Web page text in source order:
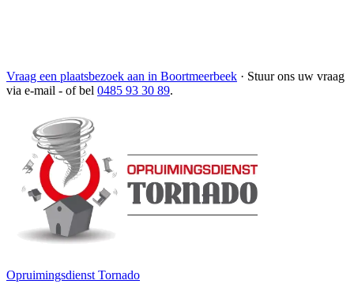
Vraag een plaatsbezoek aan in Boortmeerbeek · Stuur ons uw vraag
via e-mail - of bel 0485 93 30 89.
Opruimingsdienst Tornado